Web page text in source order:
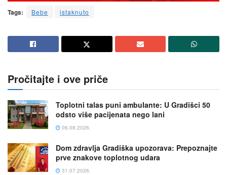
Tags: Bebe istaknuto
Pročitajte i ove priče
Toplotni talas puni ambulante: U Gradišci 50
odsto više pacijenata nego lani
06.08.2026.
Dom zdravlja Gradiška upozorava: Prepoznajte
prve znakove toplotnog udara
31.07.2026.